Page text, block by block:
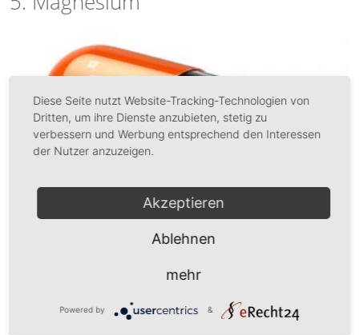
Das Gehirn und Nervensystem benötigen eine Menge
Diese Seite nutzt Website-Tracking-Technologien von
Dritten, um ihre Dienste anzubieten, stetig zu
verbessern und Werbung entsprechend den Interessen
der Nutzer anzuzeigen.
Akzeptieren
Ablehnen
mehr
Powered by &